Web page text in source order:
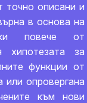
точно описани и
в основа на
повече от
хипотезата за
функции от
опровергана
към нови